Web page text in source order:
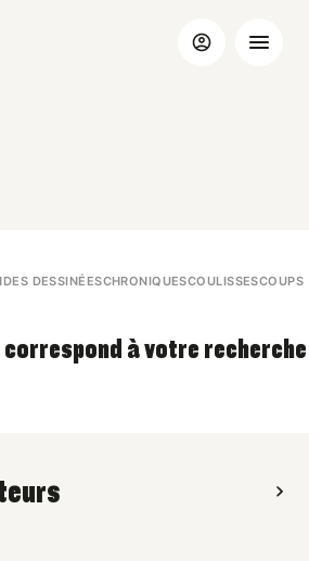
DESSINÉESCHRONIQUESCOULISSESCOUPS
correspond à votre recherche